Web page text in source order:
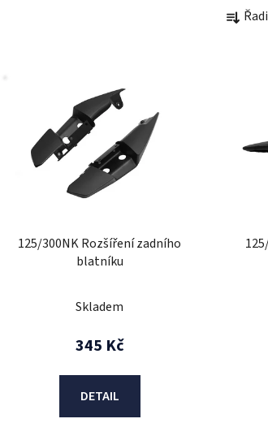
a
125/300NK Rozšíření zadního
blatníku
Skladem
345 Kč
DETAIL